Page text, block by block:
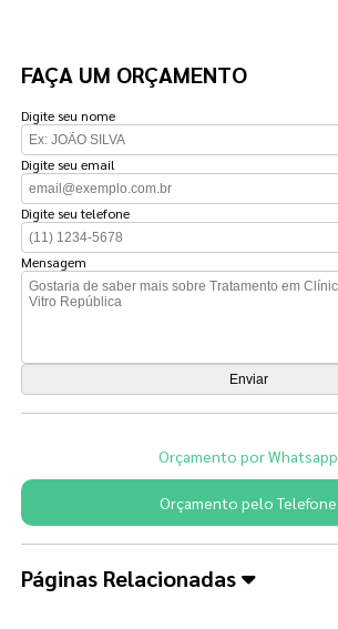
FAÇA UM ORÇAMENTO
Digite seu nome
Digite seu email
Digite seu telefone
Mensagem
Orçamento por Whatsapp
Orçamento pelo Telefone
Páginas Relacionadas